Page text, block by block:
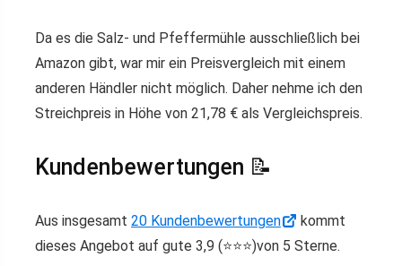
Da es die Salz- und Pfeffermühle ausschließlich bei
Amazon gibt, war mir ein Preisvergleich mit einem
anderen Händler nicht möglich. Daher nehme ich den
Streichpreis in Höhe von 21,78 € als Vergleichspreis.
Kundenbewertungen 📝
Aus insgesamt 20 Kundenbewertungen
kommt
dieses Angebot auf gute 3,9 (⭐️⭐️⭐️)von 5 Sterne.